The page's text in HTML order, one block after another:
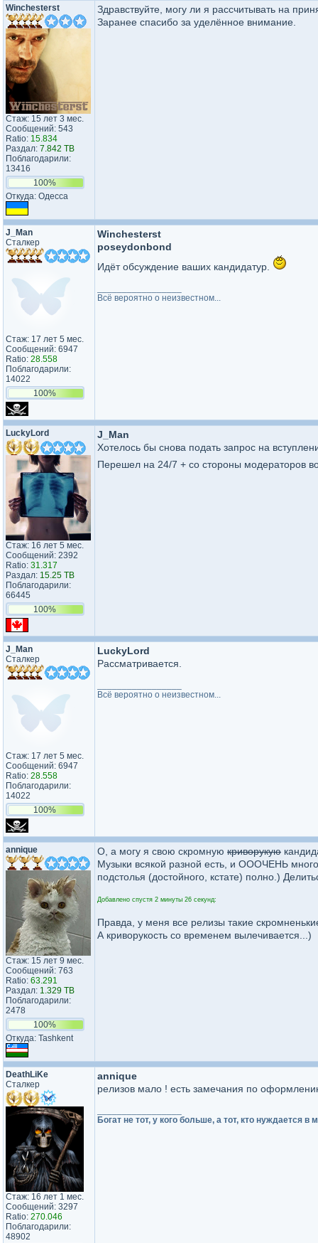
Winchesterst
Стаж: 15 лет 3 мес.
Сообщений: 543
Ratio: 15.834
Раздал: 7.842 TB
Поблагодарили:
13416
100%
Откуда: Одесса
Здравствуйте, могу ли я рассчитывать на
Заранее спасибо за уделённое внимание.
J_Man
Сталкер
Стаж: 17 лет 5 мес.
Сообщений: 6947
Ratio: 28.558
Поблагодарили:
14022
100%
Winchesterst
poseydonbond
Идёт обсуждение ваших кандидатур.
Всё вероятно о неизвестном...
LuckyLord
Стаж: 16 лет 5 мес.
Сообщений: 2392
Ratio: 31.317
Раздал: 15.25 TB
Поблагодарили:
66445
100%
J_Man
Хотелось бы снова подать запрос на
Перешел на 24/7 + со стороны модераторов
J_Man
Сталкер
Стаж: 17 лет 5 мес.
Сообщений: 6947
Ratio: 28.558
Поблагодарили:
14022
100%
LuckyLord
Рассматривается.
Всё вероятно о неизвестном...
annique
Стаж: 15 лет 9 мес.
Сообщений: 763
Ratio: 63.291
Раздал: 1.329 TB
Поблагодарили:
2478
100%
Откуда: Tashkent
О, а могу я свою скромную криворукую
Музыки всякой разной есть, и ОООЧЕНЬ много
подстолья (достойного, кстате) полно.)
Добавлено спустя 2 минуты 26 секунд:
Правда, у меня все релизы такие
А криворукость со временем вылечивается...)
DeathLiKe
Сталкер
Стаж: 16 лет 1 мес.
Сообщений: 3297
Ratio: 270.046
Поблагодарили:
48902
annique
релизов мало ! есть замечания по
Богат не тот, у кого больше, а тот, кто нуждается в